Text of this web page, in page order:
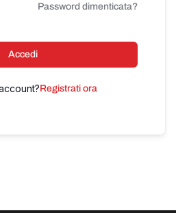
Password dimenticata?
Accedi
Registrati ora